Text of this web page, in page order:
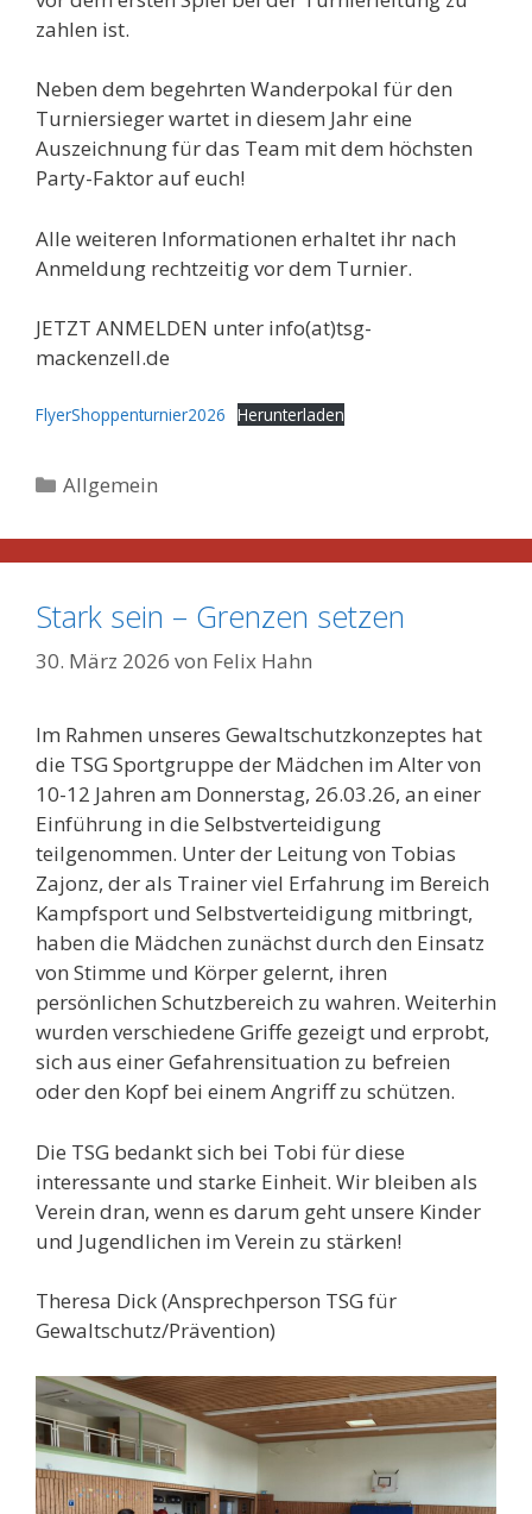
zahlen ist.
Neben dem begehrten Wanderpokal für den
Turniersieger wartet in diesem Jahr eine
Auszeichnung für das Team mit dem höchsten
Party-Faktor auf euch!
Alle weiteren Informationen erhaltet ihr nach
Anmeldung rechtzeitig vor dem Turnier.
JETZT ANMELDEN unter info(at)tsg-
mackenzell.de
FlyerShoppenturnier2026 Herunterladen
Kategorien
Allgemein
Stark sein – Grenzen setzen
30. März 2026 von Felix Hahn
Im Rahmen unseres Gewaltschutzkonzeptes hat
die TSG Sportgruppe der Mädchen im Alter von
10-12 Jahren am Donnerstag, 26.03.26, an einer
Einführung in die Selbstverteidigung
teilgenommen. Unter der Leitung von Tobias
Zajonz, der als Trainer viel Erfahrung im Bereich
Kampfsport und Selbstverteidigung mitbringt,
haben die Mädchen zunächst durch den Einsatz
von Stimme und Körper gelernt, ihren
persönlichen Schutzbereich zu wahren. Weiterhin
wurden verschiedene Griffe gezeigt und erprobt,
sich aus einer Gefahrensituation zu befreien
oder den Kopf bei einem Angriff zu schützen.
Die TSG bedankt sich bei Tobi für diese
interessante und starke Einheit. Wir bleiben als
Verein dran, wenn es darum geht unsere Kinder
und Jugendlichen im Verein zu stärken!
Theresa Dick (Ansprechperson TSG für
Gewaltschutz/Prävention)